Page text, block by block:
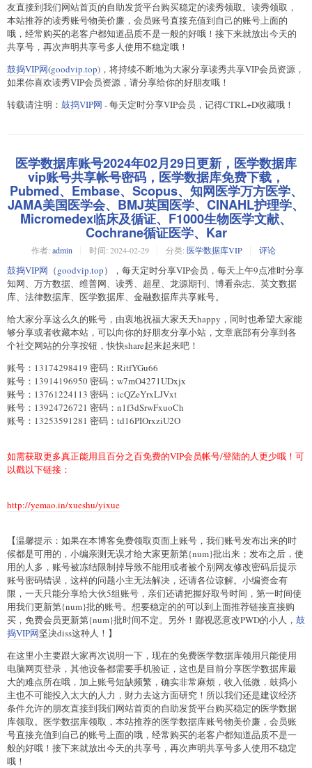
友直接到我们网站首页的自助发货平台购买稳定的读秀领取。读秀领取，
本站推荐的读秀账号物美价廉，会员账号直接充值到自己的账号上面的
哦，经常购买的老客户都知道品质不是一般的好哦！接下来就放出今天的
共享号，再次声明共享号多人使用不稳定哦！
鼓捣VIP网(goodvip.top)，将持续不断地为大家分享读秀共享VIP会员资源，
如果你喜欢读秀VIP会员资源，请分享给你的好朋友哦！
转载请注明： 鼓捣VIP网 - 每天定时分享VIP会员，记得CTRL+D收藏哦！
医学数据库账号2024年02月29日更新，医学数据库
vip账号共享帐号密码，医学数据库免费下载，
Pubmed、Embase、Scopus、知网医学万方医学、
JAMA美国医学会、BMJ英国医学、CINAHL护理学、
Micromedex临床及循证、F1000生物医学文献、
Cochrane循证医学、Kar
作者: admin 时间: 2024-02-29 分类: 医学数据库VIP 评论
鼓捣VIP网 （goodvip.top），每天定时分享VIP会员，每天上午9点准时分享
知网、万方数据、维普网、读秀、超星、龙源期刊、博看杂志、英文数据
库、法律数据库、医学数据库、金融数据库共享账号。
给大家分享这么久的账号，由衷地祝福大家天天happy，同时也希望大家能
够分享或者收藏本站，可以向你的好朋友分享小站，文章底部有分享到各
个社交网站的分享按钮，快快share起来起来吧！
账号：13174298419 密码：RitfYGu66
账号：13914196950 密码：w7mO4271UDxjx
账号：13761224113 密码：icQZeYrxLJVxt
账号：13924726721 密码：n1f3dSrwFxuoCh
账号：13253591281 密码：td16PIOrxziU2O
如需获取更多真正能用且百分之百免费的VIP会员帐号/登陆的人更少哦！可
以戳以下链接：
http://yemao.in/xueshu/yixue
【温馨提示：如果在本博客免费领取页面上账号，我们账号发布出来的时
候都是可用的，小编亲测无误才给大家更新第{num}批出来；发布之后，使
用的人多，账号被冻结限制掉导致不能用或者被个别网友修改密码后提示
账号密码错误，这样的问题小主无法解决，还请各位谅解。小编资金有
限，一天只能分享给大伙5组账号，亲们还请把握好取号时间，第一时间使
用我们更新第{num}批的账号。想要稳定的的可以到上面推荐链接直接购
买，免费会员更新第{num}批时间不定。另外！鄙视恶意改PWD的小人， 鼓
捣VIP网坚决diss这种人！】
在这里小主要跟大家再次说明一下，现在的免费医学数据库领用只能使用
电脑网页登录，其他设备都需要手机验证，这也是目前分享医学数据库最
大的难点所在哦，加上账号短缺频繁，确实非常麻烦，收入低微，鼓捣小
主也不可能投入太大的人力，财力去这方面研究！所以我们还是建议经济
条件允许的朋友直接到我们网站首页的自助发货平台购买稳定的医学数据
库领取。医学数据库领取，本站推荐的医学数据库账号物美价廉，会员账
号直接充值到自己的账号上面的哦，经常购买的老客户都知道品质不是一
般的好哦！接下来就放出今天的共享号，再次声明共享号多人使用不稳定
哦！